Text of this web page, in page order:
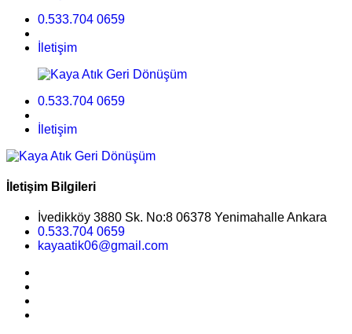
0.533.704 0659
İletişim
0.533.704 0659
İletişim
İletişim Bilgileri
İvedikköy 3880 Sk. No:8 06378 Yenimahalle Ankara
0.533.704 0659
kayaatik06@gmail.com